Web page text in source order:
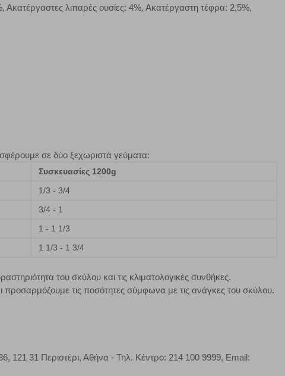
Ακατέργαστες λιπαρές ουσίες: 4%, Ακατέργαστη τέφρα: 2,5%,
σε δύο ξεχωριστά γεύματα:
Συσκευασίες 1200g
1/3 - 3/4
3/4 - 1
1 - 1 1/3
1 1/3 - 1 3/4
του σκύλου και τις κλιματολογικές συνθήκες.
τις ποσότητες σύμφωνα με τις ανάγκες του σκύλου.
121 31 Περιστέρι, Αθήνα - Τηλ. Κέντρο: 214 100 9999, Εmail:
τα επιλέξετε, μπορεί να χρησιμοποιηθούν από τους ανωτέρω
μας σε διαφορετικούς ιστότοπους.
μπορούμε να βελτιώσουμε την απόδοσή του. Μας βοηθούν
παραμονής του. Οι πληροφορίες που συλλέγονται από αυτά
πότε έχετε επισκεφθεί την τοποθεσία μας.
να μη λειτουργούν.
Απόρριψη όλων